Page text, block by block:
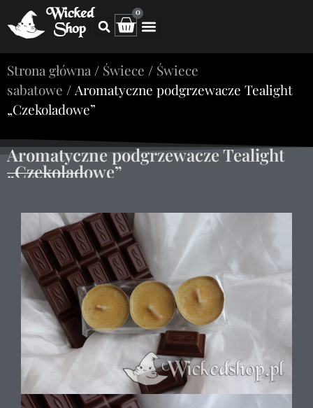
Wicked
Shop
0
Strona główna / Świece / Świece
sabatowe / Aromatyczne podgrzewacze Tealight
„Czekoladowe”
Aromatyczne podgrzewacze Tealight
„Czekoladowe”